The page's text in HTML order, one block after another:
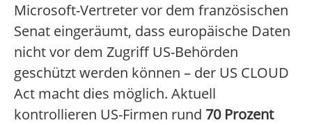
Microsoft-Vertreter vor dem französischen
Senat eingeräumt, dass europäische Daten
nicht vor dem Zugriff US-Behörden
geschützt werden können – der US CLOUD
Act macht dies möglich. Aktuell
kontrollieren US-Firmen rund 70 Prozent